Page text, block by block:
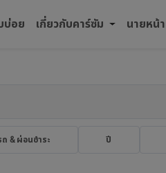
บ่อย เกี่ยวกับคาร์ซัม นายหน้า
ถ & ผ่อนชำระ ปี